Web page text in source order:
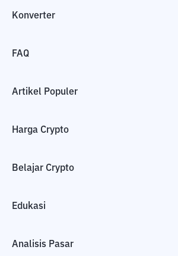
Konverter
FAQ
Artikel Populer
Harga Crypto
Belajar Crypto
Edukasi
Analisis Pasar